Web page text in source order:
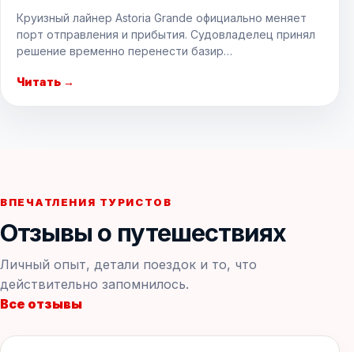
Круизный лайнер Astoria Grande официально меняет
порт отправления и прибытия. Судовладелец принял
решение временно перенести базир…
Читать →
ВПЕЧАТЛЕНИЯ ТУРИСТОВ
Отзывы о путешествиях
Личный опыт, детали поездок и то, что
действительно запомнилось.
Все отзывы